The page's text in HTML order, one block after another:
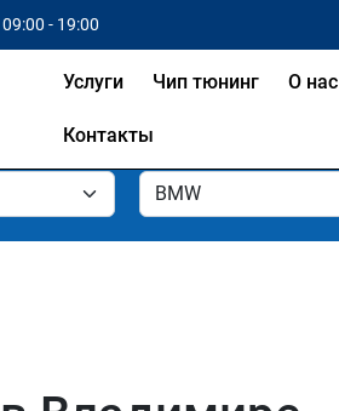
- 19:00
Услуги Чип тюнинг О нас
Контакты